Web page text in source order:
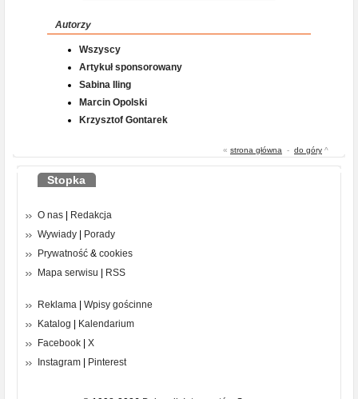
Autorzy
Wszyscy
Artykuł sponsorowany
Sabina Iling
Marcin Opolski
Krzysztof Gontarek
« strona główna - do góry ^
Stopka
O nas
Redakcja
Wywiady
Porady
Prywatność & cookies
Mapa serwisu
RSS
Reklama
Wpisy gościnne
Katalog
Kalendarium
Facebook
X
Instagram
Pinterest